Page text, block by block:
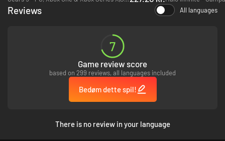
Reviews All languages
7
Game review score
based on 299 reviews, all languages included
Bedøm dette spil!
There is no review in your language